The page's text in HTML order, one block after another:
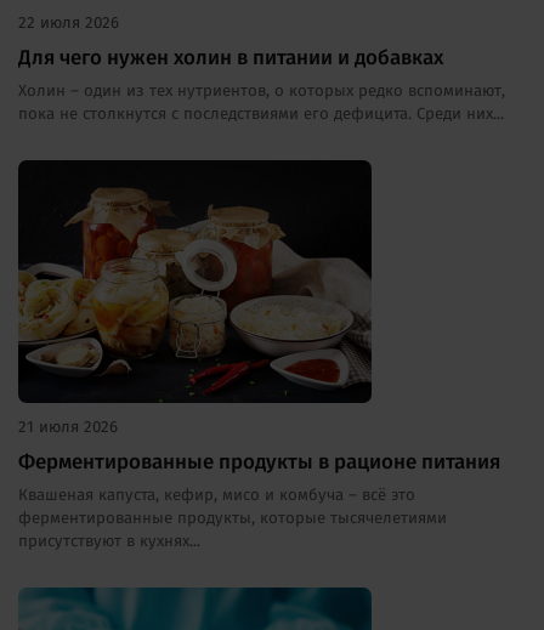
22 июля 2026
Для чего нужен холин в питании и добавках
Холин – один из тех нутриентов, о которых редко вспоминают,
пока не столкнутся с последствиями его дефицита. Среди них...
21 июля 2026
Ферментированные продукты в рационе питания
Квашеная капуста, кефир, мисо и комбуча – всё это
ферментированные продукты, которые тысячелетиями
присутствуют в кухнях...